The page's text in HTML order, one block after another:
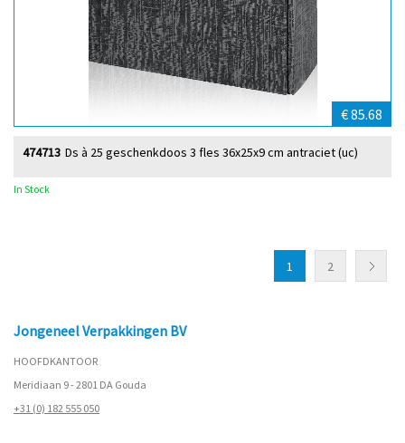
€ 85.68
Ds à 25 geschenkdoos 3 fles 36x25x9 cm antraciet (uc)
474713
In Stock
1 2
Jongeneel Verpakkingen BV
HOOFDKANTOOR
Meridiaan 9 - 2801 DA Gouda
+31 (0) 182 555 050